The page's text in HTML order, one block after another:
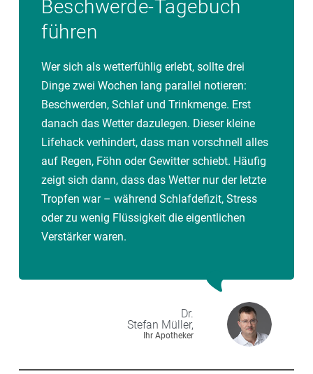
Beschwerde-Tagebuch
führen
Wer sich als wetterfühlig erlebt, sollte drei
Dinge zwei Wochen lang parallel notieren:
Beschwerden, Schlaf und Trinkmenge. Erst
danach das Wetter dazulegen. Dieser kleine
Lifehack verhindert, dass man vorschnell alles
auf Regen, Föhn oder Gewitter schiebt. Häufig
zeigt sich dann, dass das Wetter nur der letzte
Tropfen war – während Schlafdefizit, Stress
oder zu wenig Flüssigkeit die eigentlichen
Verstärker waren.
Dr.
Stefan Müller,
Ihr Apotheker